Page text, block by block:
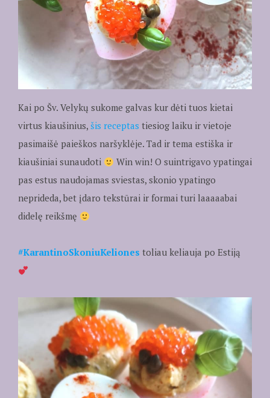
Kai po Šv. Velykų sukome galvas kur dėti tuos kietai
virtus kiaušinius, šis receptas tiesiog laiku ir vietoje
pasimaišė paieškos naršyklėje. Tad ir tema estiška ir
kiaušiniai sunaudoti
Win win! O suintrigavo ypatingai
pas estus naudojamas sviestas, skonio ypatingo
neprideda, bet įdaro tekstūrai ir formai turi laaaaabai
didelę reikšmę
#KarantinoSkoniuKeliones toliau keliauja po Estiją